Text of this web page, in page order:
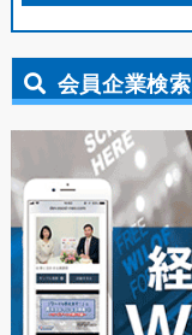
会員企業検索